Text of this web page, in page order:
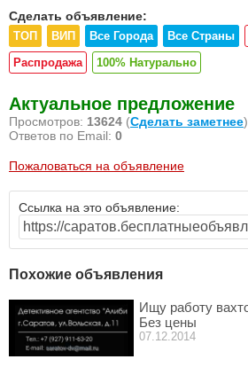
Сделать объявление:
ТОП ВИП Все Города Все Страны
Распродажа
100% Натурально
Актуальное предложение
Просмотров: 13624 (Сделать заметнее)
Ответов по Email: 0
Пожаловаться на объявление
Ссылка на это объявление:
Похожие объявления
Ищу работу
Без цены
07.12.2014